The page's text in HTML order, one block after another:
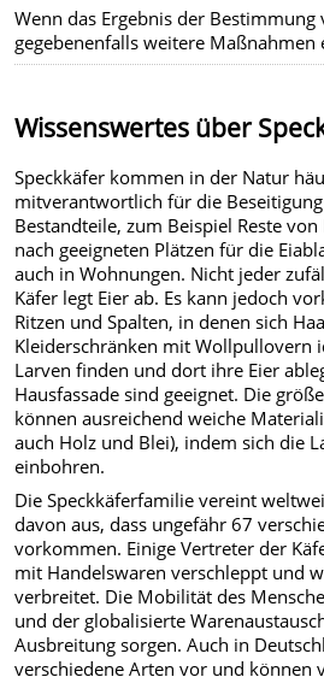
Wenn das Ergebnis der
gegebenenfalls weitere Maßnahmen
Wissenswertes über
Speckkäfer kommen in der Natur
mitverantwortlich für die
Bestandteile, zum Beispiel Reste
nach geeigneten Plätzen für die
auch in Wohnungen. Nicht jeder
Käfer legt Eier ab. Es kann jedoch
Ritzen und Spalten, in denen sich
Kleiderschränken mit Wollpullovern
Larven finden und dort ihre Eier
Hausfassade sind geeignet. Die
können ausreichend weiche
auch Holz und Blei), indem sich die
einbohren.
Die Speckkäferfamilie vereint
davon aus, dass ungefähr 67
vorkommen. Einige Vertreter der
mit Handelswaren verschleppt und
verbreitet. Die Mobilität des
und der globalisierte
Ausbreitung sorgen. Auch in
verschiedene Arten vor und können